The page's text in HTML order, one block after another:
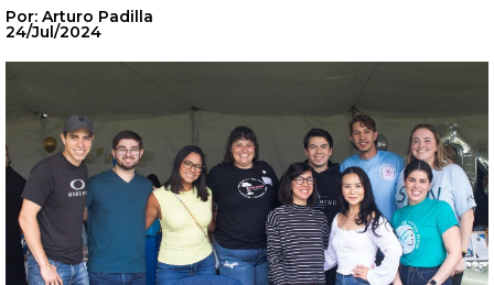
Por: Arturo Padilla
24/Jul/2024